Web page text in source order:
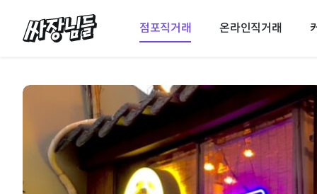
싸장님들 점포직거래 온라인직거래